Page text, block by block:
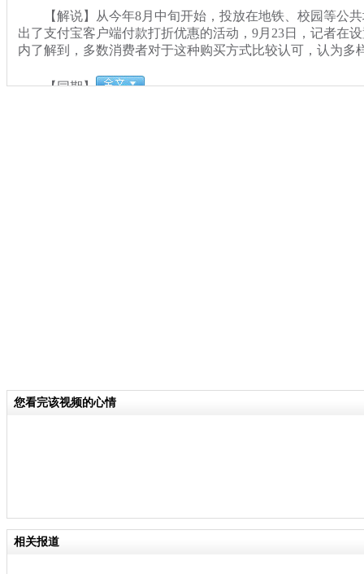
【解说】从今年8月中旬开始，投放在地铁、校园等公共
出了支付宝客户端付款打折优惠的活动，9月23日，记者在
内了解到，多数消费者对于这种购买方式比较认可，认为多
【同期】
您看完该视频的心情
相关报道